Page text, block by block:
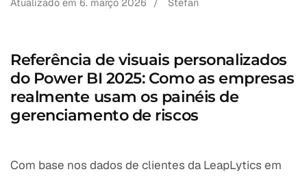
Atualizado em 6. março 2026 / Stefan
Referência de visuais personalizados
do Power BI 2025: Como as empresas
realmente usam os painéis de
gerenciamento de riscos
Com base nos dados de clientes da LeapLytics em